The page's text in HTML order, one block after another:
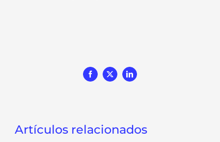
Facebook
X LinkedIn
Artículos relacionados